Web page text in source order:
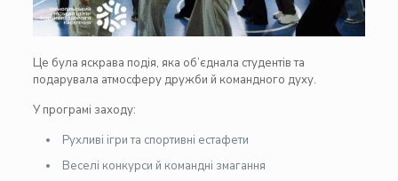
Це була яскрава подія, яка об’єднала студентів та
подарувала атмосферу дружби й командного духу.
У програмі заходу:
Рухливі ігри та спортивні естафети
Веселі конкурси й командні змагання